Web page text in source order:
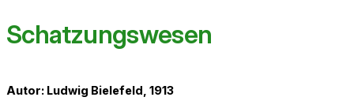
Schatzungswesen
Autor: Ludwig Bielefeld, 1913